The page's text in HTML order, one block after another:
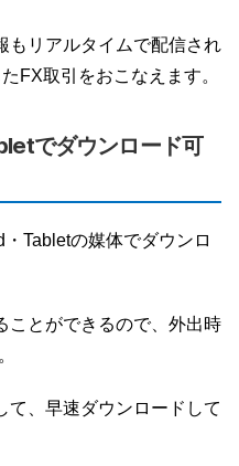
もリアルタイムで配信され
FX取引をおこなえます。
でダウンロード可
Tabletの媒体でダウンロ
ことができるので、外出時
て、早速ダウンロードして